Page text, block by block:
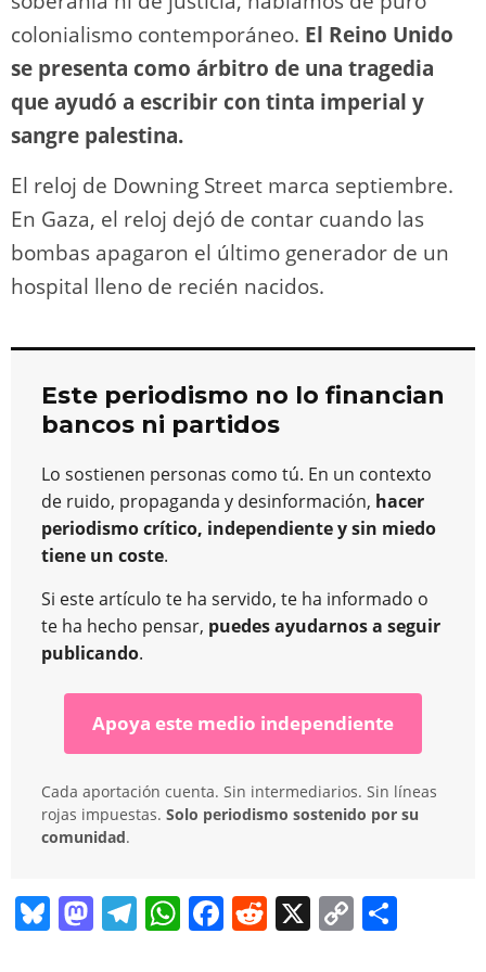
colonialismo contemporáneo. El Reino Unido
se presenta como árbitro de una tragedia
que ayudó a escribir con tinta imperial y
sangre palestina.
El reloj de Downing Street marca septiembre.
En Gaza, el reloj dejó de contar cuando las
bombas apagaron el último generador de un
hospital lleno de recién nacidos.
Este periodismo no lo financian
bancos ni partidos
Lo sostienen personas como tú. En un contexto
de ruido, propaganda y desinformación, hacer
periodismo crítico, independiente y sin miedo
tiene un coste.
Si este artículo te ha servido, te ha informado o
te ha hecho pensar, puedes ayudarnos a seguir
publicando.
Apoya este medio independiente
Cada aportación cuenta. Sin intermediarios. Sin líneas
rojas impuestas. Solo periodismo sostenido por su
comunidad.
Bl M T W F R X C